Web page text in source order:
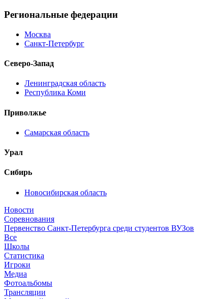
Региональные федерации
Москва
Санкт-Петербург
Северо-Запад
Ленинградская область
Республика Коми
Приволжье
Самарская область
Урал
Сибирь
Новосибирская область
Новости
Соревнования
Первенство Санкт-Петербурга среди студентов ВУЗов
Все
Школы
Статистика
Игроки
Медиа
Фотоальбомы
Трансляции